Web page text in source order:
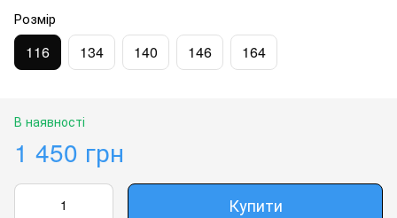
Розмір
116 134 140 146 164
В наявності
1 450 грн
Купити